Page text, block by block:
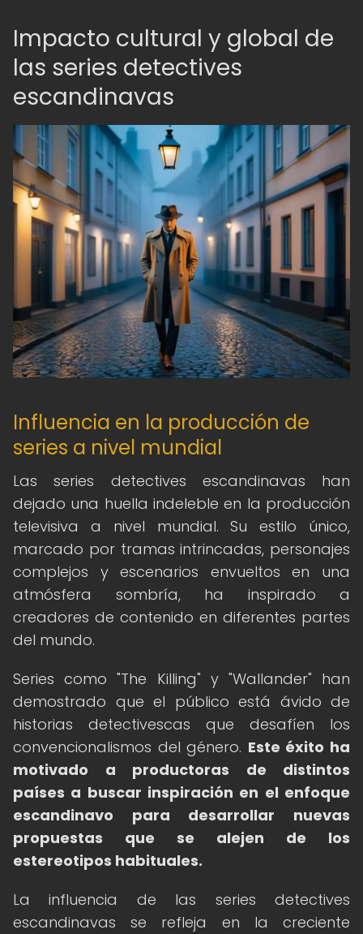
Impacto cultural y global de
las series detectives
escandinavas
Influencia en la producción de
series a nivel mundial
Las series detectives escandinavas han
dejado una huella indeleble en la producción
televisiva a nivel mundial. Su estilo único,
marcado por tramas intrincadas, personajes
complejos y escenarios envueltos en una
atmósfera sombría, ha inspirado a
creadores de contenido en diferentes partes
del mundo.
Series como "The Killing" y "Wallander" han
demostrado que el público está ávido de
historias detectivescas que desafíen los
convencionalismos del género. Este éxito ha
motivado a productoras de distintos
países a buscar inspiración en el enfoque
escandinavo para desarrollar nuevas
propuestas que se alejen de los
estereotipos habituales.
La influencia de las series detectives
escandinavas se refleja en la creciente